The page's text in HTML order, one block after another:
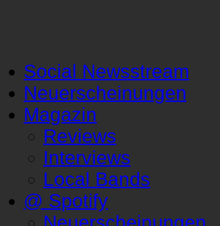
Social Newsstream
Neuerscheinungen
Magazin
Reviews
Interviews
Local Bands
@ Spotify